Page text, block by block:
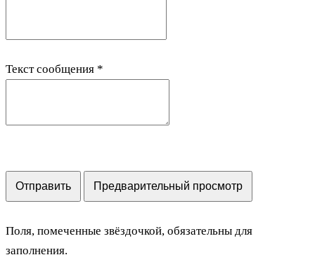
Текст сообщения *
Поля, помеченные звёздочкой, обязательны для
заполнения.